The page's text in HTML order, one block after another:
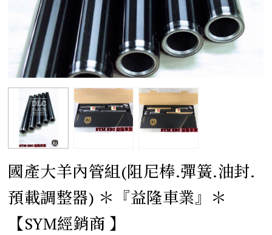
國產大羊內管組(阻尼棒.彈簧.油封.
預載調整器) ＊『益隆車業』＊
【SYM經銷商 】